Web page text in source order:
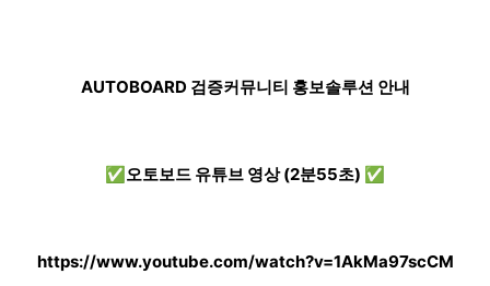
AUTOBOARD 검증커뮤니티 홍보솔루션 안내
✅오토보드 유튜브 영상 (2분55초) ✅
https://www.youtube.com/watch?v=1AkMa97scCM